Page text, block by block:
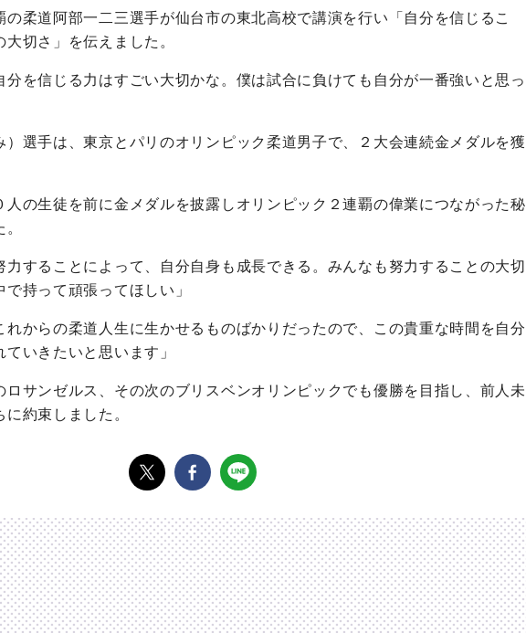
柔道阿部一二三選手が仙台市の東北高校で講演を行い「自分を信じるこ
切さ」を伝えました。
を信じる力はすごい大切かな。僕は試合に負けても自分が一番強いと思っ
選手は、東京とパリのオリンピック柔道男子で、２大会連続金メダルを獲
の生徒を前に金メダルを披露しオリンピック２連覇の偉業につながった秘
することによって、自分自身も成長できる。みんなも努力することの大切
持って頑張ってほしい」
からの柔道人生に生かせるものばかりだったので、この貴重な時間を自分
いきたいと思います」
サンゼルス、その次のブリスベンオリンピックでも優勝を目指し、前人未
約束しました。